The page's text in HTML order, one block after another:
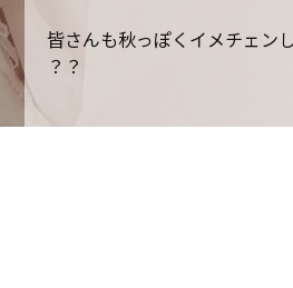
皆さんも秋っぽくイメチェン
？？